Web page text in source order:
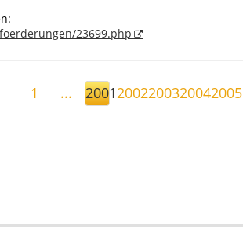
23699.php
1 ... 20012002200320042005